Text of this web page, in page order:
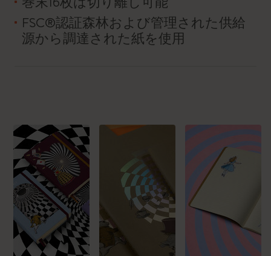
FSC®認証森林および管理された供給
源から調達された紙を使用